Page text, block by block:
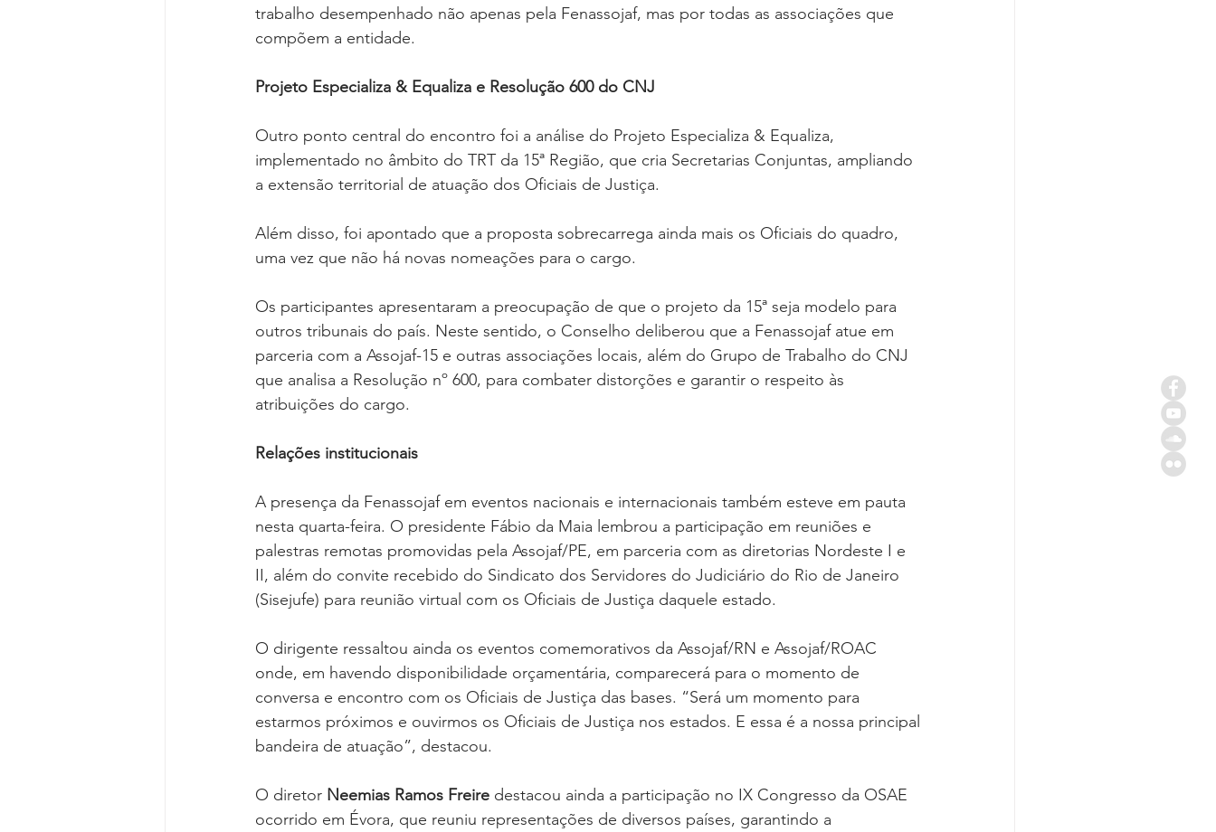
trabalho desempenhado não apenas pela Fenassojaf, mas por todas as associações que
compõem a entidade.
Projeto Especializa & Equaliza e Resolução 600 do CNJ
Outro ponto central do encontro foi a análise do Projeto Especializa & Equaliza,
implementado no âmbito do TRT da 15ª Região, que cria Secretarias Conjuntas, ampliando
a extensão territorial de atuação dos Oficiais de Justiça.
Além disso, foi apontado que a proposta sobrecarrega ainda mais os Oficiais do quadro,
uma vez que não há novas nomeações para o cargo.
Os participantes apresentaram a preocupação de que o projeto da 15ª seja modelo para
outros tribunais do país. Neste sentido, o Conselho deliberou que a Fenassojaf atue em
parceria com a Assojaf-15 e outras associações locais, além do Grupo de Trabalho do CNJ
que analisa a Resolução nº 600, para combater distorções e garantir o respeito às
atribuições do cargo.
Relações institucionais
A presença da Fenassojaf em eventos nacionais e internacionais também esteve em pauta
nesta quarta-feira. O presidente Fábio da Maia lembrou a participação em reuniões e
palestras remotas promovidas pela Assojaf/PE, em parceria com as diretorias Nordeste I e
II, além do convite recebido do Sindicato dos Servidores do Judiciário do Rio de Janeiro
(Sisejufe) para reunião virtual com os Oficiais de Justiça daquele estado.
O dirigente ressaltou ainda os eventos comemorativos da Assojaf/RN e Assojaf/ROAC
onde, em havendo disponibilidade orçamentária, comparecerá para o momento de
conversa e encontro com os Oficiais de Justiça das bases. “Será um momento para
estarmos próximos e ouvirmos os Oficiais de Justiça nos estados. E essa é a nossa principal
bandeira de atuação”, destacou.
O diretor Neemias Ramos Freire destacou ainda a participação no IX Congresso da OSAE
ocorrido em Évora, que reuniu representações de diversos países, garantindo a